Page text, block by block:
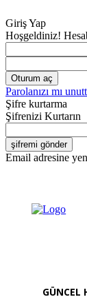
Giriş Yap
Hoşgeldiniz!
Parolanızı mı
Şifre kurtarma
Şifrenizi Kurtarın
Email adresine
GÜNCEL